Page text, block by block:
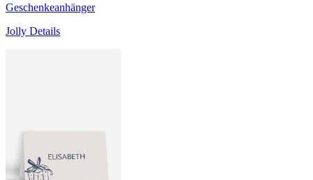
Geschenkeanhänger
Jolly Details